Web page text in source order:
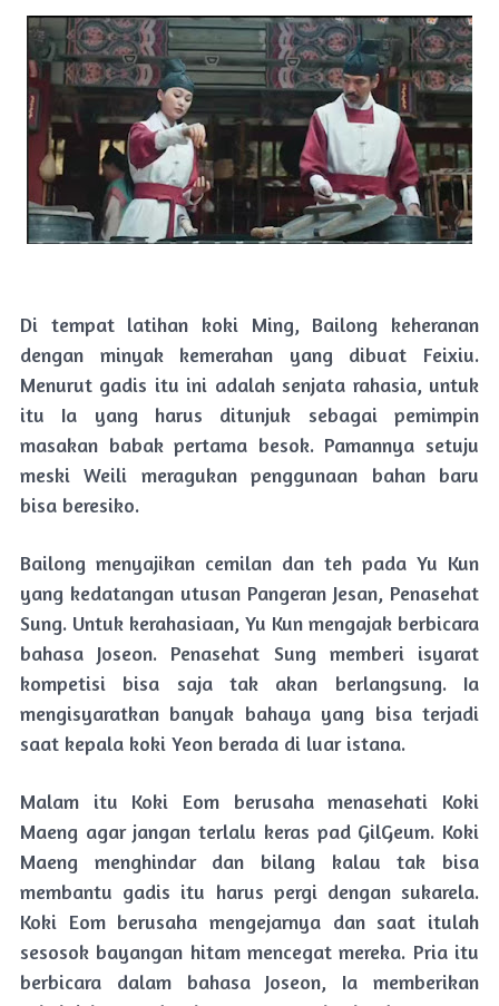
Di tempat latihan koki Ming, Bailong keheranan
dengan minyak kemerahan yang dibuat Feixiu.
Menurut gadis itu ini adalah senjata rahasia, untuk
itu Ia yang harus ditunjuk sebagai pemimpin
masakan babak pertama besok. Pamannya setuju
meski Weili meragukan penggunaan bahan baru
bisa beresiko.
Bailong menyajikan cemilan dan teh pada Yu Kun
yang kedatangan utusan Pangeran Jesan, Penasehat
Sung. Untuk kerahasiaan, Yu Kun mengajak berbicara
bahasa Joseon. Penasehat Sung memberi isyarat
kompetisi bisa saja tak akan berlangsung. Ia
mengisyaratkan banyak bahaya yang bisa terjadi
saat kepala koki Yeon berada di luar istana.
Malam itu Koki Eom berusaha menasehati Koki
Maeng agar jangan terlalu keras pad GilGeum. Koki
Maeng menghindar dan bilang kalau tak bisa
membantu gadis itu harus pergi dengan sukarela.
Koki Eom berusaha mengejarnya dan saat itulah
sesosok bayangan hitam mencegat mereka. Pria itu
berbicara dalam bahasa Joseon, Ia memberikan